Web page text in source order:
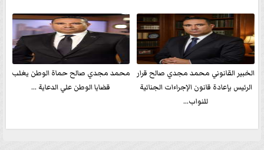
الخبير القانوني محمد مجدي صالح قرار
الرئيس بإعادة قانون الإجراءات الجنائية
للنواب...
محمد مجدي صالح حماة الوطن يغلب
قضايا الوطن علي الدعاية ...